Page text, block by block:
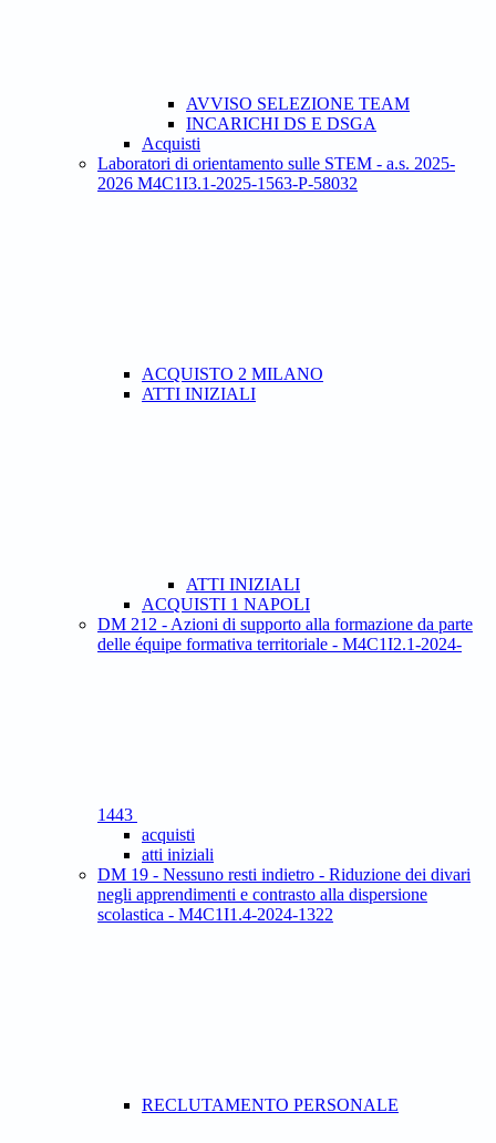
AVVISO SELEZIONE TEAM
INCARICHI DS E DSGA
Acquisti
Laboratori di orientamento sulle STEM - a.s. 2025-
2026 M4C1I3.1-2025-1563-P-58032
ACQUISTO 2 MILANO
ATTI INIZIALI
ATTI INIZIALI
ACQUISTI 1 NAPOLI
DM 212 - Azioni di supporto alla formazione da parte
delle équipe formativa territoriale - M4C1I2.1-2024-
1443
acquisti
atti iniziali
DM 19 - Nessuno resti indietro - Riduzione dei divari
negli apprendimenti e contrasto alla dispersione
scolastica - M4C1I1.4-2024-1322
RECLUTAMENTO PERSONALE